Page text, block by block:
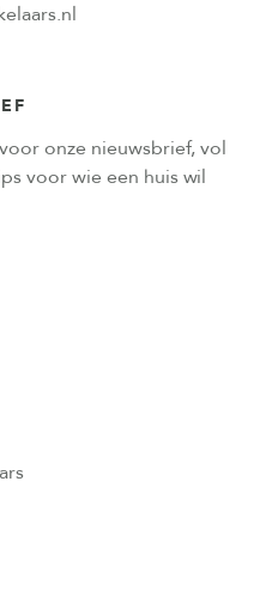
onze nieuwsbrief, vol
voor wie een huis wil